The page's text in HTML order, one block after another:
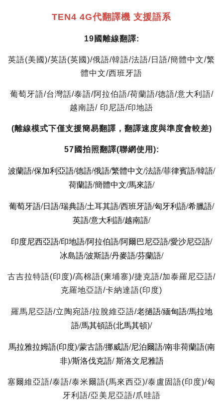
TEN4 4G代翻譯機 支援語系
19國離線翻譯:
英語(美國)/英語(英國)/俄語/韓語/法語/日語/簡體中文/繁
體中文/西班牙語
葡萄牙語/台灣話/泰語/阿拉伯語/荷蘭語/德語/意大利語/
越南語/ 印尼語/印地語
(離線模式下僅支援簡易翻譯，翻譯速度與準度會較差)
57國拍照翻譯(聯網使用):
波蘭語/保加利亞語/德語/俄語/繁體中文/法語/菲律賓語/韓語/
荷蘭語/簡體中文/馬來語/
葡萄牙語/日語/瑞典語/土耳其語/西班牙語/匈牙利語/希臘語/
英語/意大利語/越南語/
印度尼西亞語/印地語/阿拉伯語/阿爾巴尼亞語/愛沙尼亞語/
冰島語/波斯語/丹麥語/芬蘭語/
古吉拉特語(印度)/高棉語(柬埔寨)/捷克語/加泰羅尼亞語/
克羅地亞語/卡納達語(印度)
羅馬尼亞語/立陶宛語/拉脫維亞語/老撾語/緬甸語/馬拉地
語/馬其頓語(北馬其頓)/
馬拉雅拉姆語(印度)/蒙古語/挪威語/尼泊爾語/南非荷蘭語(南
非)/斯洛伐克語/ 斯洛文尼雅語
塞爾維亞語/泰語/泰米爾語(馬來西亞)/泰盧固語(印度)/匈
牙利語/亞美尼亞語/爪哇語